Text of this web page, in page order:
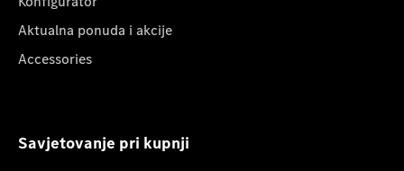
Aktualna ponuda i akcije
Accessories
Savjetovanje pri kupnji